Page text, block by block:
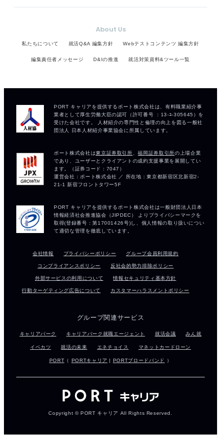
About Us
私たちについて 就活Q&A 編集方針 Webテストコンテンツ 編集方針
編集責任者メッセージ D&Iの推進 就活対策資料&ツール一覧
会社情報 プライバシーポリシー グループ会員利用規約
コンプライアンスポリシー 反社会的勢力排除ポリシー
外部サービスの利用について 情報セキュリティ基本方針
行動ターゲティング広告について カスタマーハラスメントポリシー